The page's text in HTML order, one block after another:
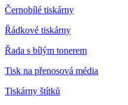
Černobílé tiskárny
Řádkové tiskárny
Řada s bílým tonerem
Tisk na přenosová média
Tiskárny štítků